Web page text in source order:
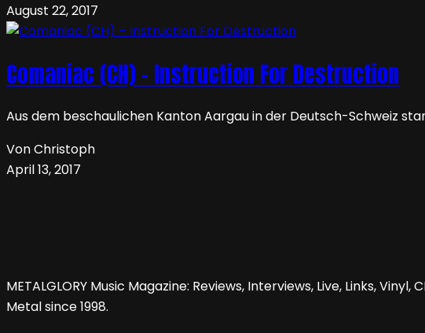
August 22, 2017
Comaniac (CH) – Instruction For Destruction
Aus dem beschaulichen Kanton Aargau in der Deutsch-Schweiz
Von Christoph
April 13, 2017
METALGLORY Music Magazine: Reviews, Interviews, Live, Links, Vinyl,
Metal since 1998.